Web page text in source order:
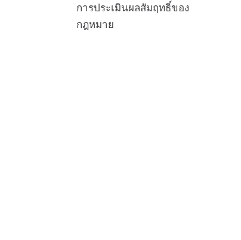
การประเมินผลสัมฤทธิ์ของ
กฎหมาย